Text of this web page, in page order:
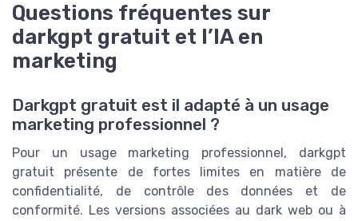
Questions fréquentes sur
darkgpt gratuit et l’IA en
marketing
Darkgpt gratuit est il adapté à un usage
marketing professionnel ?
Pour un usage marketing professionnel, darkgpt
gratuit présente de fortes limites en matière de
confidentialité, de contrôle des données et de
conformité. Les versions associées au dark web ou à